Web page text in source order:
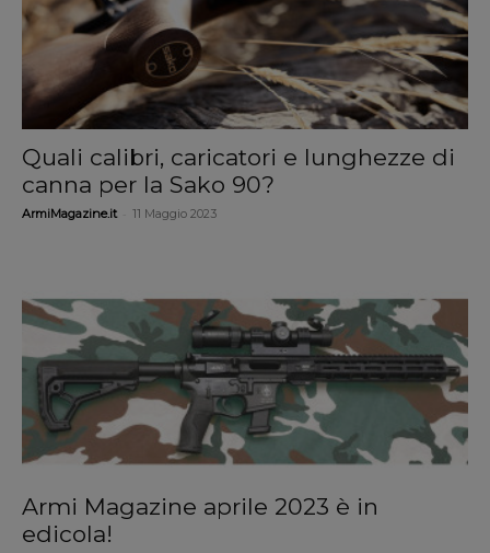
Quali calibri, caricatori e lunghezze di
canna per la Sako 90?
ArmiMagazine.it 11 Maggio 2023
Armi Magazine aprile 2023 è in
edicola!